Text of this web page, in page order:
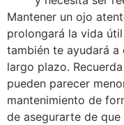
Mantener un ojo
prolongará la vida
también te ayudará a
largo plazo.
pueden parecer
mantenimiento de
de asegurarte de